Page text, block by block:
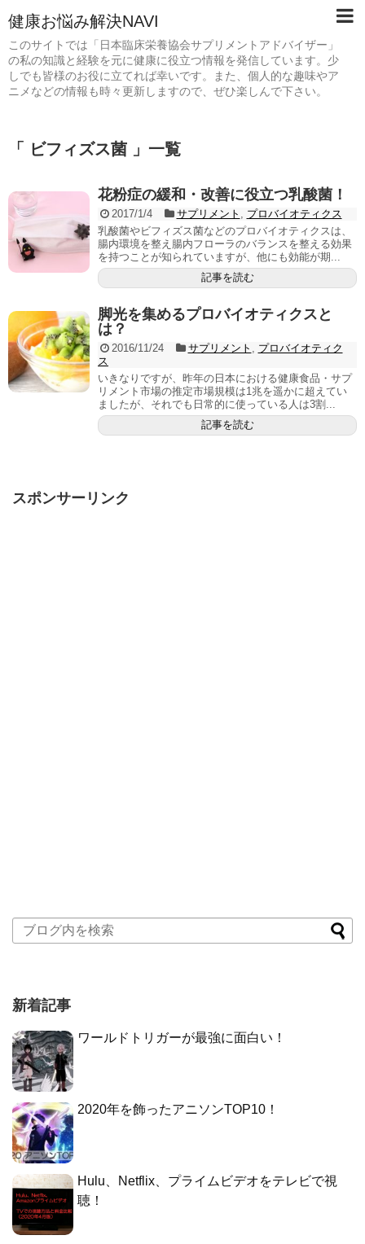
健康お悩み解決NAVI
このサイトでは「日本臨床栄養協会サプリメントアドバイザー」
の私の知識と経験を元に健康に役立つ情報を発信しています。少
しでも皆様のお役に立てれば幸いです。また、個人的な趣味やア
ニメなどの情報も時々更新しますので、ぜひ楽しんで下さい。
「 ビフィズス菌 」一覧
花粉症の緩和・改善に役立つ乳酸菌！
2017/1/4 サプリメント
プロバイオティクス
乳酸菌やビフィズス菌などのプロバイオティクスは、
腸内環境を整え腸内フローラのバランスを整える効果
を持つことが知られていますが、他にも効能が期...
記事を読む
脚光を集めるプロバイオティクスと
は？
2016/11/24 サプリメント
プロバイオティク
ス
いきなりですが、昨年の日本における健康食品・サプ
リメント市場の推定市場規模は1兆を遥かに超えてい
ましたが、それでも日常的に使っている人は3割...
記事を読む
スポンサーリンク
新着記事
ワールドトリガーが最強に面白い！
2020年を飾ったアニソンTOP10！
Hulu、Netflix、プライムビデオをテレビで視
聴！